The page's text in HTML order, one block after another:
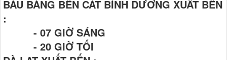
BÀU BÀNG BẾN CÁT BÌNH DƯƠNG XUẤT BẾN
:
- 07 GIỜ SÁNG
- 20 GIỜ TỐI